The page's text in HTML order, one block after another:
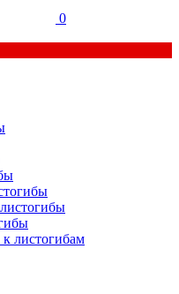
0
листогибам